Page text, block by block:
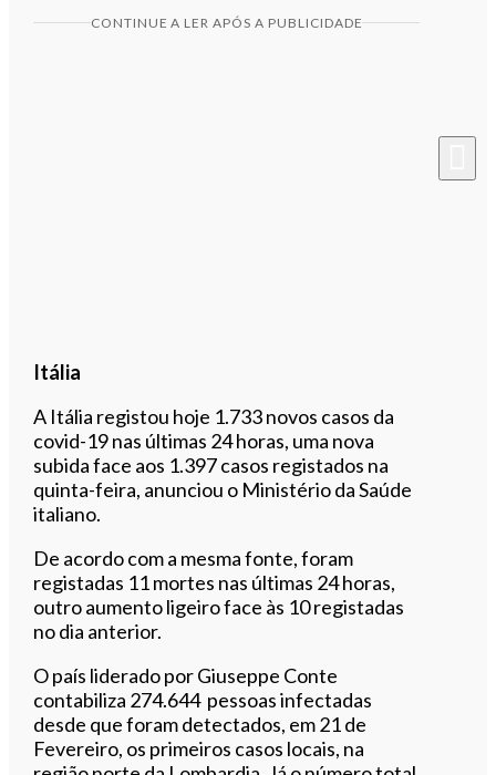
CONTINUE A LER APÓS A PUBLICIDADE
Itália
A Itália registou hoje 1.733 novos casos da
covid-19 nas últimas 24 horas, uma nova
subida face aos 1.397 casos registados na
quinta-feira, anunciou o Ministério da Saúde
italiano.
De acordo com a mesma fonte, foram
registadas 11 mortes nas últimas 24 horas,
outro aumento ligeiro face às 10 registadas
no dia anterior.
O país liderado por Giuseppe Conte
contabiliza 274.644 pessoas infectadas
desde que foram detectados, em 21 de
Fevereiro, os primeiros casos locais, na